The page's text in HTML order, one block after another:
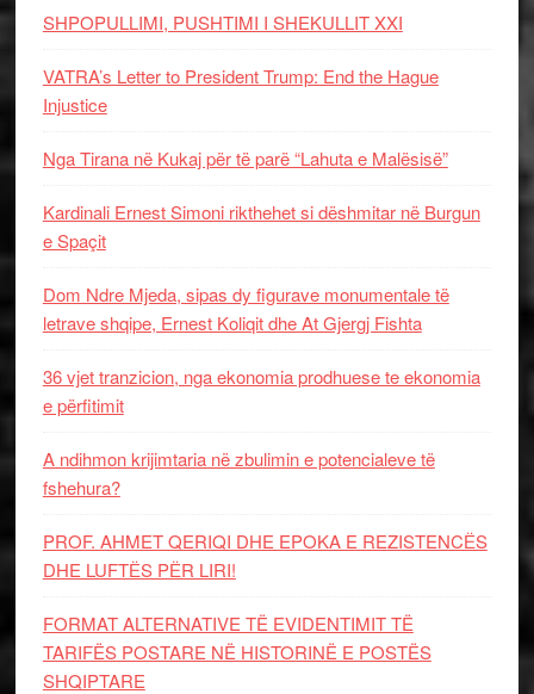
SHPOPULLIMI, PUSHTIMI I SHEKULLIT XXI
VATRA’s Letter to President Trump: End the Hague
Injustice
Nga Tirana në Kukaj për të parë “Lahuta e Malësisë”
Kardinali Ernest Simoni rikthehet si dëshmitar në Burgun
e Spaçit
Dom Ndre Mjeda, sipas dy figurave monumentale të
letrave shqipe, Ernest Koliqit dhe At Gjergj Fishta
36 vjet tranzicion, nga ekonomia prodhuese te ekonomia
e përfitimit
A ndihmon krijimtaria në zbulimin e potencialeve të
fshehura?
PROF. AHMET QERIQI DHE EPOKA E REZISTENCЁS
DHE LUFTЁS PЁR LIRI!
FORMAT ALTERNATIVE TË EVIDENTIMIT TË
TARIFËS POSTARE NË HISTORINË E POSTËS
SHQIPTARE